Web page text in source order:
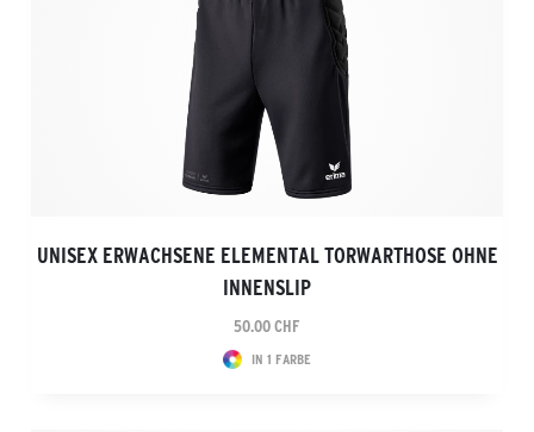
UNISEX ERWACHSENE ELEMENTAL TORWARTHOSE OHNE
INNENSLIP
50.00 CHF
IN 1 FARBE